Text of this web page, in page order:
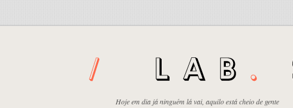
Hoje em dia já ninguém lá vai, aquilo está cheio de gente